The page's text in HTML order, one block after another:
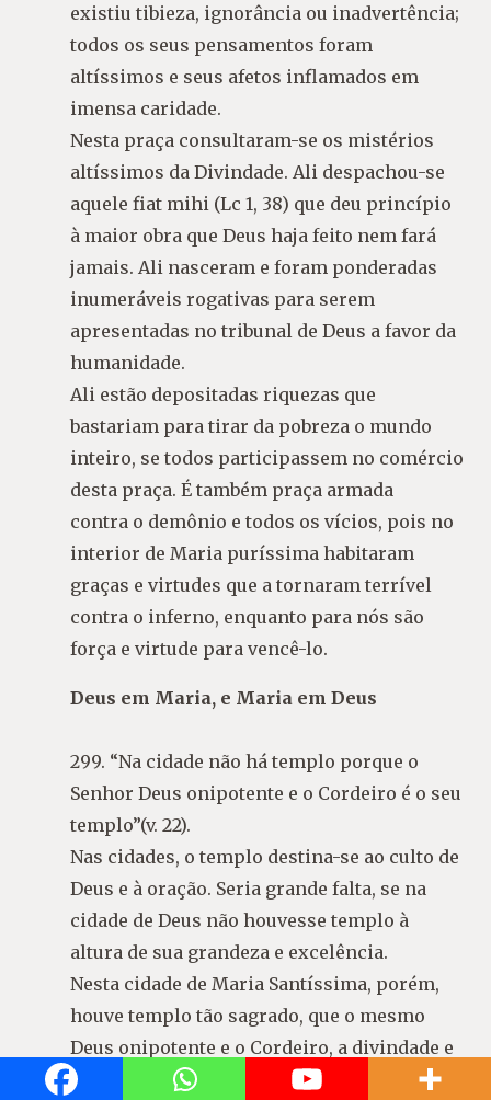
existiu tibieza, ignorância ou inadvertência;
todos os seus pensamentos foram
altíssimos e seus afetos inflamados em
imensa caridade.
Nesta praça consultaram-se os mistérios
altíssimos da Divindade. Ali despachou-se
aquele fiat mihi (Lc 1, 38) que deu princípio
à maior obra que Deus haja feito nem fará
jamais. Ali nasceram e foram ponderadas
inumeráveis rogativas para serem
apresentadas no tribunal de Deus a favor da
humanidade.
Ali estão depositadas riquezas que
bastariam para tirar da pobreza o mundo
inteiro, se todos participassem no comércio
desta praça. É também praça armada
contra o demônio e todos os vícios, pois no
interior de Maria puríssima habitaram
graças e virtudes que a tornaram terrível
contra o inferno, enquanto para nós são
força e virtude para vencê-lo.
Deus em Maria, e Maria em Deus
299. “Na cidade não há templo porque o
Senhor Deus onipotente e o Cordeiro é o seu
templo”(v. 22).
Nas cidades, o templo destina-se ao culto de
Deus e à oração. Seria grande falta, se na
cidade de Deus não houvesse templo à
altura de sua grandeza e excelência.
Nesta cidade de Maria Santíssima, porém,
houve templo tão sagrado, que o mesmo
Deus onipotente e o Cordeiro, a divindade e
a humanidade de seu Filho Unigênito, foram